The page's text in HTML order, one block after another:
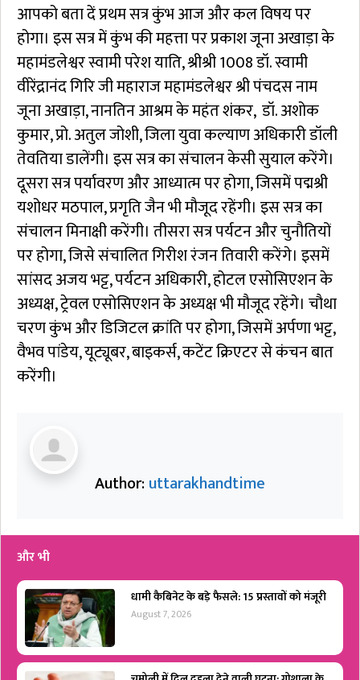
आपको बता दें प्रथम सत्र कुंभ आज और कल विषय पर
होगा। इस सत्र में कुंभ की महत्ता पर प्रकाश जूना अखाड़ा के
महामंडलेश्वर स्वामी परेश याति, श्रीश्री 1008 डॉ. स्वामी
वीरेंद्रानंद गिरि जी महाराज महामंडलेश्वर श्री पंचदस नाम
जूना अखाड़ा, नानतिन आश्रम के महंत शंकर, डॉ. अशोक
कुमार, प्रो. अतुल जोशी, जिला युवा कल्याण अधिकारी डॉली
तेवतिया डालेंगी। इस सत्र का संचालन केसी सुयाल करेंगे।
दूसरा सत्र पर्यावरण और आध्यात्म पर होगा, जिसमें पद्मश्री
यशोधर मठपाल, प्रगृति जैन भी मौजूद रहेंगी। इस सत्र का
संचालन मिनाक्षी करेंगी। तीसरा सत्र पर्यटन और चुनौतियों
पर होगा, जिसे संचालित गिरीश रंजन तिवारी करेंगे। इसमें
सांसद अजय भट्ट, पर्यटन अधिकारी, होटल एसोसिएशन के
अध्यक्ष, ट्रेवल एसोसिएशन के अध्यक्ष भी मौजूद रहेंगे। चौथा
चरण कुंभ और डिजिटल क्रांति पर होगा, जिसमें अर्पणा भट्ट,
वैभव पांडेय, यूट्यूबर, बाइकर्स, कटेंट क्रिएटर से कंचन बात
करेंगी।
Author:uttarakhandtime
और भी
धामी कैबिनेट के बड़े फैसले: 15 प्रस्तावों को मंजूरी
August 7, 2026